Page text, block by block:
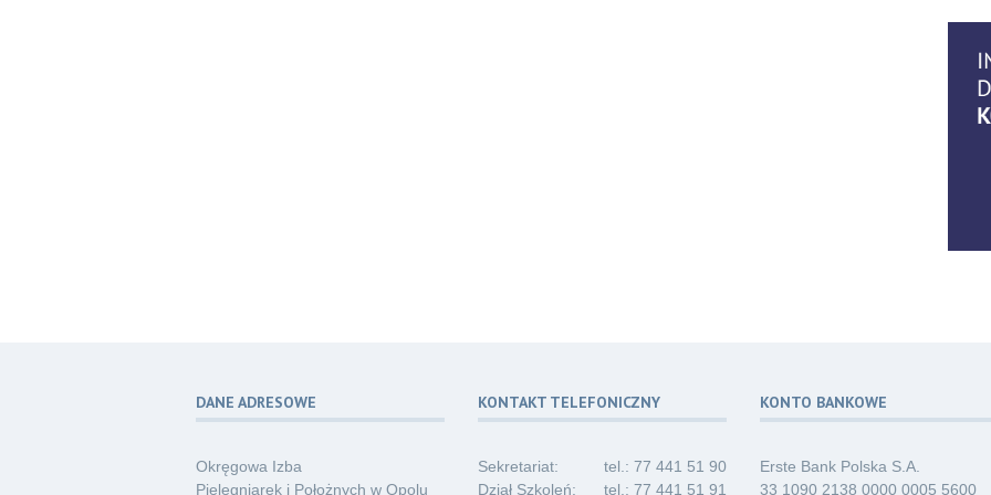
06
DANE ADRESOWE
Okręgowa Izba
Pielęgniarek i Położnych w Opolu
KONTAKT TELEFONICZNY
Sekretariat:
tel.: 77 441 51 90
Dział Szkoleń:
tel.: 77 441 51 91
KONTO BANKOWE
Erste Bank Polska S.A.
33 1090 2138 0000 0005 5600